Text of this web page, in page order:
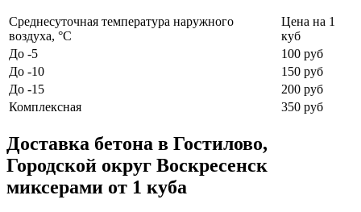
Среднесуточная температура наружного
воздуха, °C
Цена на 1
куб
До -5
100 руб
До -10
150 руб
До -15
200 руб
Комплексная
350 руб
Доставка бетона в Гостилово,
Городской округ Воскресенск
миксерами от 1 куба